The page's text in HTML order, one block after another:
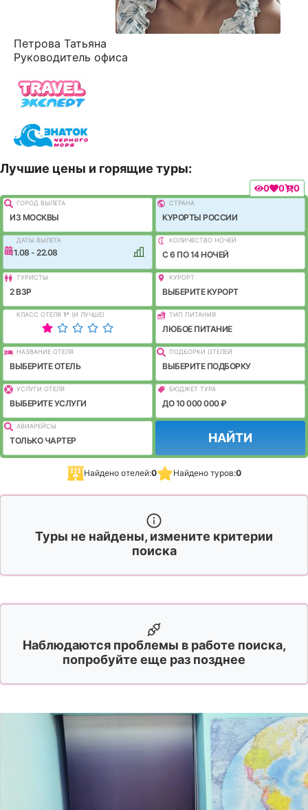
Петрова Татьяна
Руководитель офиса
Лучшие цены и горящие туры:
0 0 0
ГОРОД ВЫЛEТА
ИЗ МОСКВЫ
СТРАНА
КУРОРТЫ РОССИИ
ДАТЫ ВЫЛЕТА
11.08 - 22.08
КОЛИЧЕСТВО НОЧЕЙ
C 6 ПО 14 НОЧЕЙ
ТУРИСТЫ
2 ВЗР
КУРОРТ
ВЫБЕРИТЕ КУРОРТ
КЛАСС ОТЕЛЯ 1* (И ЛУЧШЕ) ТИП ПИТАНИЯ
ЛЮБОЕ ПИТАНИЕ
НАЗВАНИЕ ОТЕЛЯ
ВЫБЕРИТЕ ОТЕЛЬ
ПОДБОРКИ ОТЕЛЕЙ
ВЫБЕРИТЕ ПОДБОРКУ
УСЛУГИ ОТЕЛЯ
ВЫБЕРИТЕ УСЛУГИ
БЮДЖЕТ ТУРА
ДО 10 000 000 ₽
АВИАРЕЙСЫ
ТОЛЬКО ЧАРТЕР НАЙТИ
Найдено отелей:0 Найдено туров:0
Туры не найдены, измените критерии
поиска
Наблюдаются проблемы в работе поиска,
попробуйте еще раз позднее